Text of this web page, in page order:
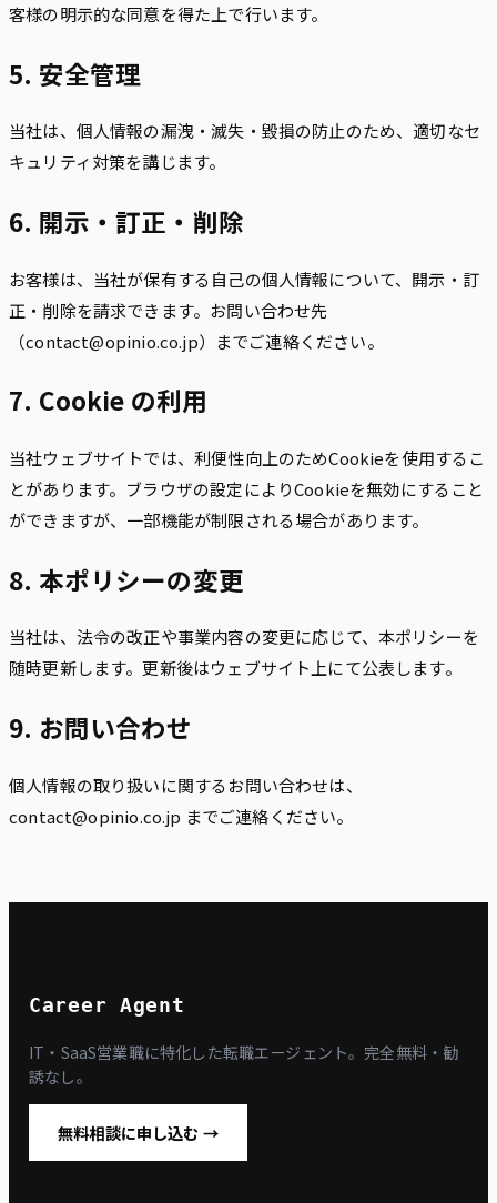
客様の明示的な同意を得た上で行います。
5. 安全管理
当社は、個人情報の漏洩・滅失・毀損の防止のため、適切なセ
キュリティ対策を講じます。
6. 開示・訂正・削除
お客様は、当社が保有する自己の個人情報について、開示・訂
正・削除を請求できます。お問い合わせ先
（contact@opinio.co.jp）までご連絡ください。
7. Cookie の利用
当社ウェブサイトでは、利便性向上のためCookieを使用するこ
とがあります。ブラウザの設定によりCookieを無効にすること
ができますが、一部機能が制限される場合があります。
8. 本ポリシーの変更
当社は、法令の改正や事業内容の変更に応じて、本ポリシーを
随時更新します。更新後はウェブサイト上にて公表します。
9. お問い合わせ
個人情報の取り扱いに関するお問い合わせは、
contact@opinio.co.jp までご連絡ください。
Career Agent
IT・SaaS営業職に特化した転職エージェント。完全無料・勧
誘なし。
無料相談に申し込む →